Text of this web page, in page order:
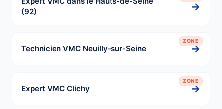
(92)
→
ZONE
Technicien VMC Neuilly-sur-Seine →
ZONE
Expert VMC Clichy →